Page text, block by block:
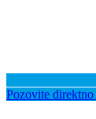
Pozovite direktno